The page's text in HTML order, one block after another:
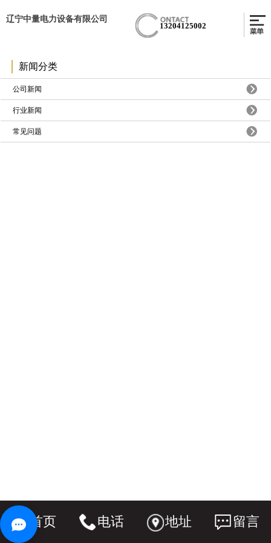
辽宁中量电力设备有限公司
13204125002
新闻分类
公司新闻
行业新闻
常见问题
首页 电话 地址 留言